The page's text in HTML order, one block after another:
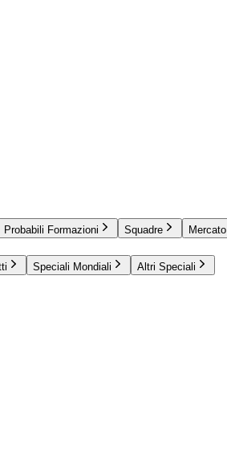
Probabili Formazioni Squadre Mercato
Speciali Mondiali Altri Speciali